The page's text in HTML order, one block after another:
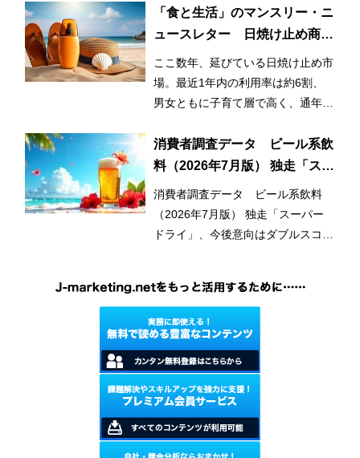
「食と生活」のマンスリー・ニ
ュースレター 日焼け止め商品
の利用率が3割増！ 日常的かつ
早期化・長期化する日焼け止め
市場
ここ数年、延びている日焼け止め市
場。最近1年内の利用率は約6割、
男女ともに子育て層で高く、通年利
とつの要因となっている。
消費者調査データ ビール系飲
料（2026年7月版） 独走「スー
パードライ」、今後意向はダブ
ルスコアに
消費者調査データ ビール系飲料
（2026年7月版） 独走「スーパー
ドライ」、今後意向はダブルスコア